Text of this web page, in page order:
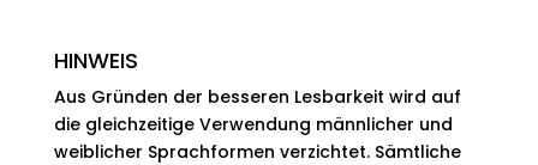
HINWEIS
Aus Gründen der besseren Lesbarkeit wird auf
die gleichzeitige Verwendung männlicher und
weiblicher Sprachformen verzichtet. Sämtliche